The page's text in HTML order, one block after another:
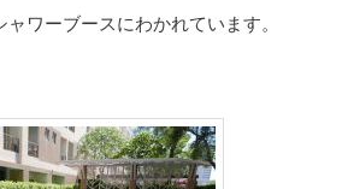
ワーブースにわかれています。